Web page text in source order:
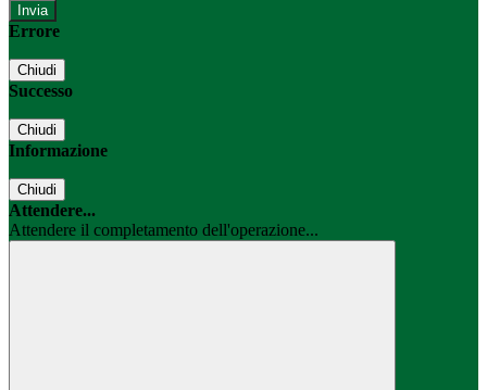
Errore
Chiudi
Successo
Chiudi
Informazione
Chiudi
Attendere...
Attendere il completamento dell'operazione...